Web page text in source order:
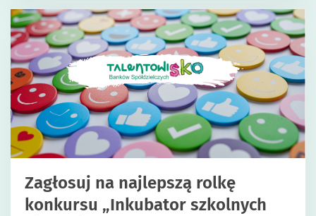
Zagłosuj na najlepszą rolkę
konkursu „Inkubator szkolnych